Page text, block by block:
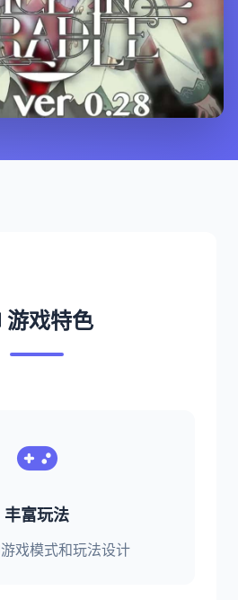
游戏特色
丰富玩法
戏模式和玩法设计